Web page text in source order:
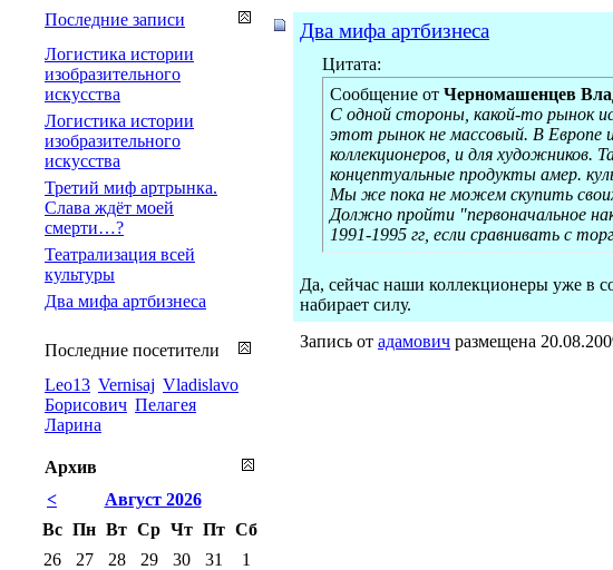
Два мифа артбизнеса
Цитата:
Сообщение от Черномашенцев
С одной стороны, какой-то рынок
этот рынок не массовый. В Европе
коллекционеров, и для
концептуальные продукты амер.
Мы же пока не можем скупить
Должно пройти "первоначальное
1991-1995 гг, если сравнивать с
Да, сейчас наши коллекционеры уже в
набирает силу.
Запись от адамович размещена
Последние записи
Логистика истории
изобразительного
искусства
Логистика истории
изобразительного
искусства
Третий миф артрынка.
Слава ждёт моей
смерти…?
Театрализация всей
культуры
Два мифа артбизнеса
Последние посетители
Leo13 Vernisaj Vladislavo
Борисович Пелагея
Ларина
Архив
<
Август 2026
Вс Пн Вт Ср Чт Пт Сб
26
27 28 29 30 31 1